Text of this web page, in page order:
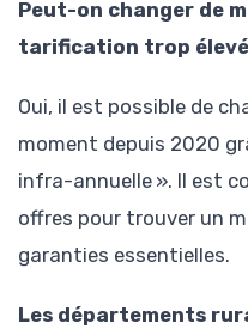
Peut-on changer de
tarification trop
Oui, il est possible de
moment depuis 2020
infra-annuelle ». Il est
offres pour trouver un
garanties essentielles.
Les départements